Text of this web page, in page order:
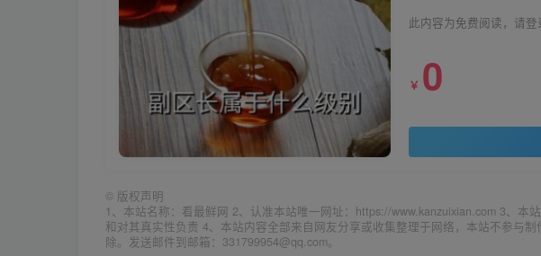
此内容为免费阅读，请登
￥ 0
© 版权声明
1、本站名称：看最鲜网 2、认准本站唯一网址：https://www.kanzuixian.com 3、
和对其真实性负责 4、本站内容全部来自网友分享或收集整理于网络，本站不参与
除。发送邮件到邮箱：331799954@qq.com。